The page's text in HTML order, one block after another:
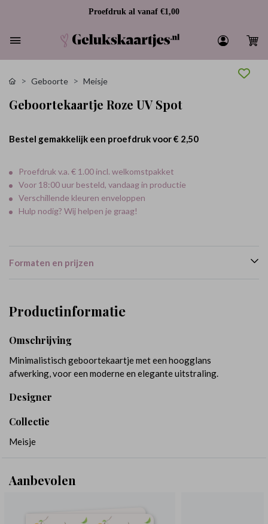
Proefdruk al vanaf €1,00
Geboorte Meisje
Geboortekaartje Roze UV Spot
Bestel gemakkelijk een proefdruk voor€ 2,50
Proefdruk v.a. € 1.00 incl. welkomstpakket
Voor 18:00 uur besteld, vandaag in productie
Verschillende kleuren enveloppen
Hulp nodig? Wij helpen je graag!
Formaten en prijzen
Productinformatie
Omschrijving
Minimalistisch geboortekaartje met een hoogglans
afwerking, voor een moderne en elegante uitstraling.
Designer
Collectie
Meisje
Aanbevolen